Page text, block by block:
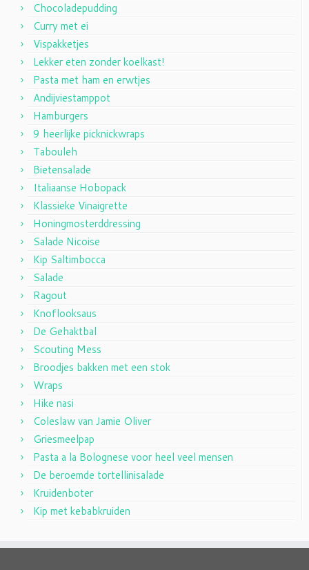
Chocoladepudding
Curry met ei
Vispakketjes
Lekker eten zonder koelkast!
Pasta met ham en erwtjes
Andijviestamppot
Hamburgers
9 heerlijke picknickwraps
Tabouleh
Bietensalade
Italiaanse Hobopack
Klassieke Vinaigrette
Honingmosterddressing
Salade Nicoise
Kip Saltimbocca
Salade
Ragout
Knoflooksaus
De Gehaktbal
Scouting Mess
Broodjes bakken met een stok
Wraps
Hike nasi
Coleslaw van Jamie Oliver
Griesmeelpap
Pasta a la Bolognese voor heel veel mensen
De beroemde tortellinisalade
Kruidenboter
Kip met kebabkruiden